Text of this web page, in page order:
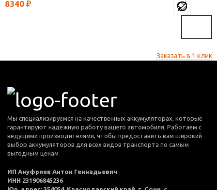
8340 ₽
Заказать в 1 клик
Мы специализируемся на качественных аккумуляторах, которые
гарантируют надежную работу вашего автомобиля. Работаем с
ведущими производителями, чтобы предоставить вам широкий
выбор аккумуляторов для всех видов транспорта по самым
выгодным ценам
ИП Ануфриев Антон Геннадьевич
ИНН 231906845236